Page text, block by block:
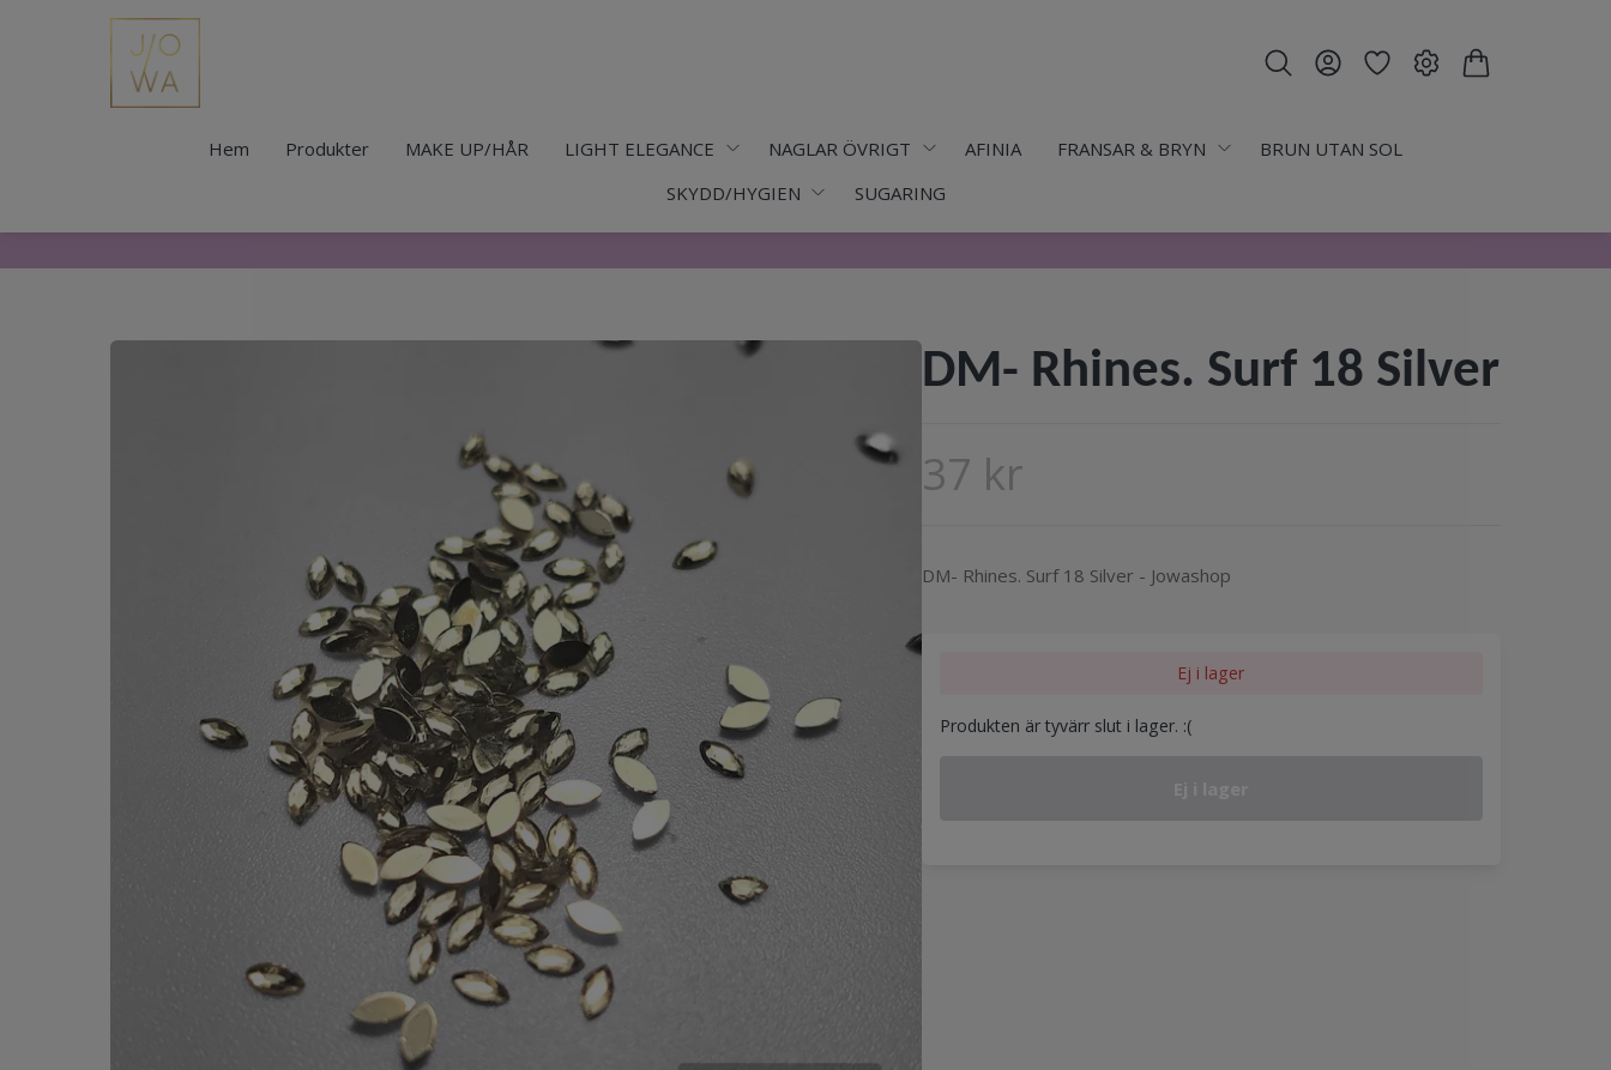
Hem Produkter MAKE UP/HÅR LIGHT ELEGANCE NAGLAR ÖVRIGT AFINIA FRANSAR & BRYN
BRUN UTAN SOL
SKYDD/HYGIEN
SUGARING
DM- Rhines. Surf 18 Silver
37 kr
DM- Rhines. Surf 18 Silver - Jowashop
Ej i lager
Produkten är tyvärr slut i lager. :(